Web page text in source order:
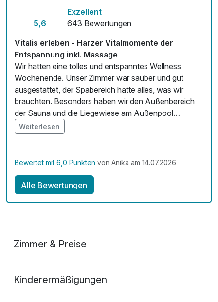
Fahrradverleih
Fitnessgeräte stehen bereit
Kostenloses W-LAN
Zimmerservice verfügbar
5,6
Exzellent
643 Bewertungen
Vitalis erleben - Harzer Vitalmomente der
Entspannung inkl. Massage
Wir hatten eine tolles und entspanntes Wellness
Wochenende. Unser Zimmer war sauber und gut
ausgestattet, der Spabereich hatte alles, was wir
brauchten. Besonders haben wir den Außenbereich
der Sauna und die Liegewiese am Außenpool
genossen. Das Personal war super, nett und
hilfsbereit.
Weiterlesen
Bewertet mit 6,0 Punkten von Anika am 14.07.2026
Alle Bewertungen
Zimmer & Preise
2 Erwachsene
Kinderermäßigungen